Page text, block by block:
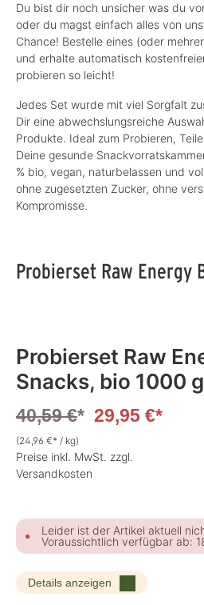
Du bist dir noch unsicher was du
oder du magst einfach alles von
Chance! Bestelle eines (oder
und erhalte automatisch
probieren so leicht!
Jedes Set wurde mit viel Sorgfalt
Dir eine abwechslungsreiche
Produkte. Ideal zum Probieren,
Deine gesunde
% bio, vegan, naturbelassen und
ohne zugesetzten Zucker, ohne
Kompromisse.
Probierset Raw Energy
Probierset Raw
Snacks, bio 1000 g
40,59 €* 29,95 €*
(24,96 €* / kg)
Preise inkl. MwSt. zzgl.
Versandkosten
Leider ist der Artikel aktuell
Voraussichtlich verfügbar ab:
Details anzeigen